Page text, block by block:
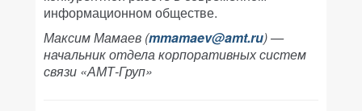
информационном обществе.
Максим Мамаев (mmamaev@amt.ru) —
начальник отдела корпоративных систем
связи «АМТ-Груп»